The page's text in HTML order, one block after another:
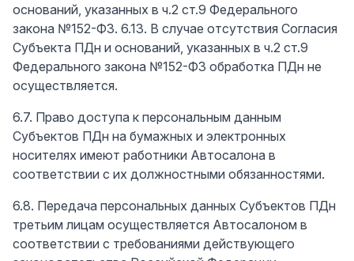
оснований, указанных в ч.2 ст.9 Федерального
закона №152-ФЗ. 6.13. В случае отсутствия Согласия
Субъекта ПДн и оснований, указанных в ч.2 ст.9
Федерального закона №152-ФЗ обработка ПДн не
осуществляется.
6.7. Право доступа к персональным данным
Субъектов ПДн на бумажных и электронных
носителях имеют работники Автосалона в
соответствии с их должностными обязанностями.
6.8. Передача персональных данных Субъектов ПДн
третьим лицам осуществляется Автосалоном в
соответствии с требованиями действующего